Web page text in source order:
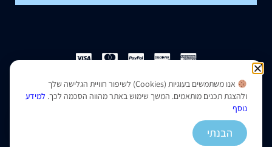
הצהרת נגישות|מדיניות פרטיות
נבנה ועוצב על ידי –
אנו משתמשים בעוגיות (Cookies) לשיפור חוויית הגלישה שלך
ולהצגת תכנים מותאמים. המשך שימוש באתר מהווה הסכמה לכך. למידע
נוסף
הבנתי